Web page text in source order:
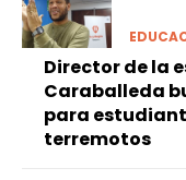
Director de la
Caraballeda
para
terremotos